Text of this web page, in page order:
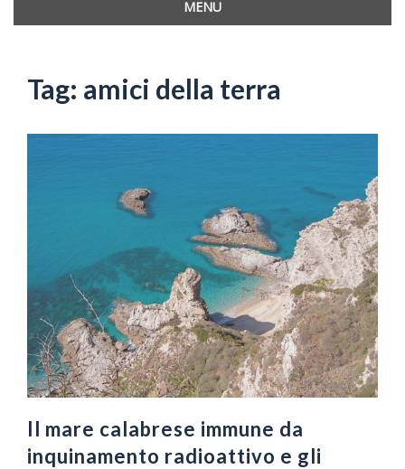
MENU
Tag: amici della terra
Il mare calabrese immune da
inquinamento radioattivo e gli